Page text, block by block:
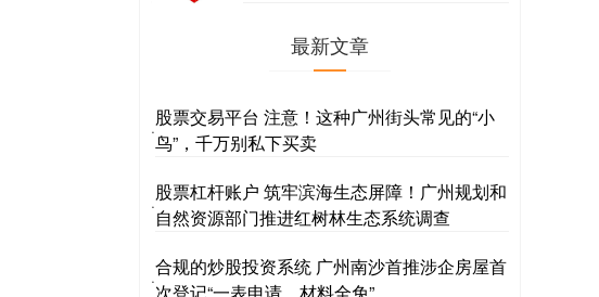
最新文章
·
股票交易平台 注意！这种广州街头常见的“小
鸟”，千万别私下买卖
·
股票杠杆账户 筑牢滨海生态屏障！广州规划和
自然资源部门推进红树林生态系统调查
·
合规的炒股投资系统 广州南沙首推涉企房屋首